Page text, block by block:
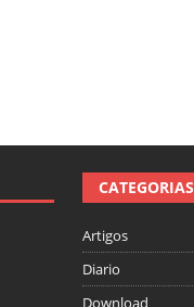
CATEGORIAS
Artigos
Diario
Download